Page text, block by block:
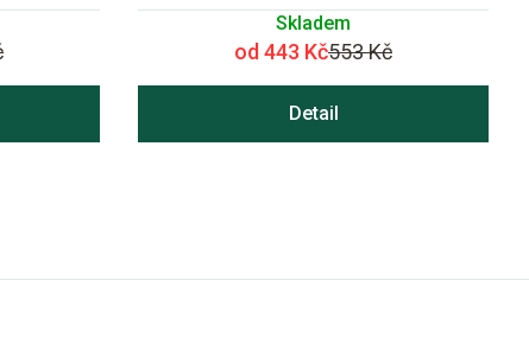
Skladem
od 443 Kč553 Kč
Detail